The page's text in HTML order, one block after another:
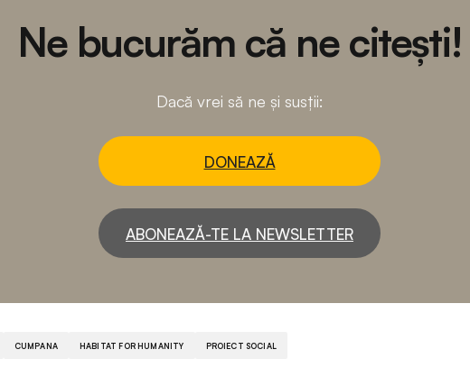
Ne bucurăm că ne citești!
Dacă vrei să ne și susții:
DONEAZĂ
ABONEAZĂ-TE LA NEWSLETTER
CUMPANA HABITAT FOR HUMANITY PROIECT SOCIAL